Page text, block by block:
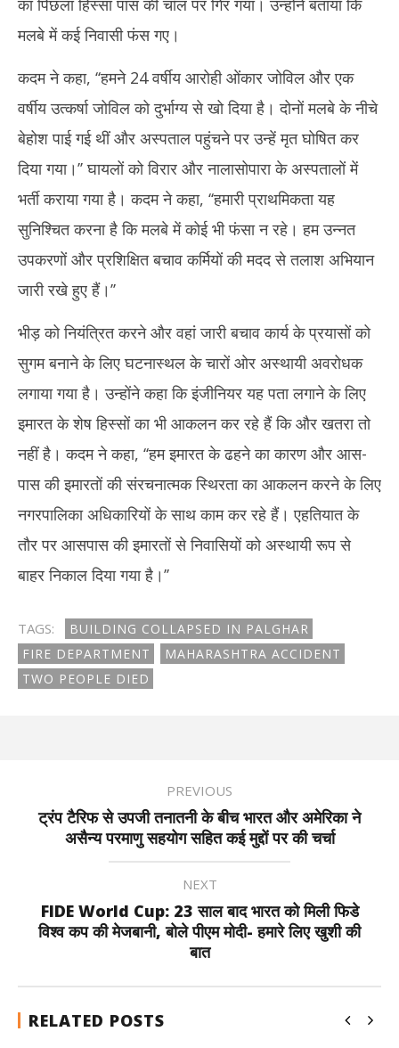
मलबे में कई निवासी फंस गए।
कदम ने कहा, ‘‘हमने 24 वर्षीय आरोही ओंकार जोविल और एक
वर्षीय उत्कर्षा जोविल को दुर्भाग्य से खो दिया है। दोनों मलबे के नीचे
बेहोश पाई गई थीं और अस्पताल पहुंचने पर उन्हें मृत घोषित कर
दिया गया।’’ घायलों को विरार और नालासोपारा के अस्पतालों में
भर्ती कराया गया है। कदम ने कहा, ‘‘हमारी प्राथमिकता यह
सुनिश्चित करना है कि मलबे में कोई भी फंसा न रहे। हम उन्नत
उपकरणों और प्रशिक्षित बचाव कर्मियों की मदद से तलाश अभियान
जारी रखे हुए हैं।’’
भीड़ को नियंत्रित करने और वहां जारी बचाव कार्य के प्रयासों को
सुगम बनाने के लिए घटनास्थल के चारों ओर अस्थायी अवरोधक
लगाया गया है। उन्होंने कहा कि इंजीनियर यह पता लगाने के लिए
इमारत के शेष हिस्सों का भी आकलन कर रहे हैं कि और खतरा तो
नहीं है। कदम ने कहा, ‘‘हम इमारत के ढहने का कारण और आस-
पास की इमारतों की संरचनात्मक स्थिरता का आकलन करने के लिए
नगरपालिका अधिकारियों के साथ काम कर रहे हैं। एहतियात के
तौर पर आसपास की इमारतों से निवासियों को अस्थायी रूप से
बाहर निकाल दिया गया है।’’
TAGS:
BUILDING COLLAPSED IN PALGHAR
FIRE DEPARTMENT
MAHARASHTRA ACCIDENT
TWO PEOPLE DIED
PREVIOUS
ट्रंप टैरिफ से उपजी तनातनी के बीच भारत और अमेरिका ने
असैन्य परमाणु सहयोग सहित कई मुद्दों पर की चर्चा
NEXT
FIDE World Cup: 23 साल बाद भारत को मिली फिडे
विश्व कप की मेजबानी, बोले पीएम मोदी- हमारे लिए खुशी की
बात
RELATED POSTS